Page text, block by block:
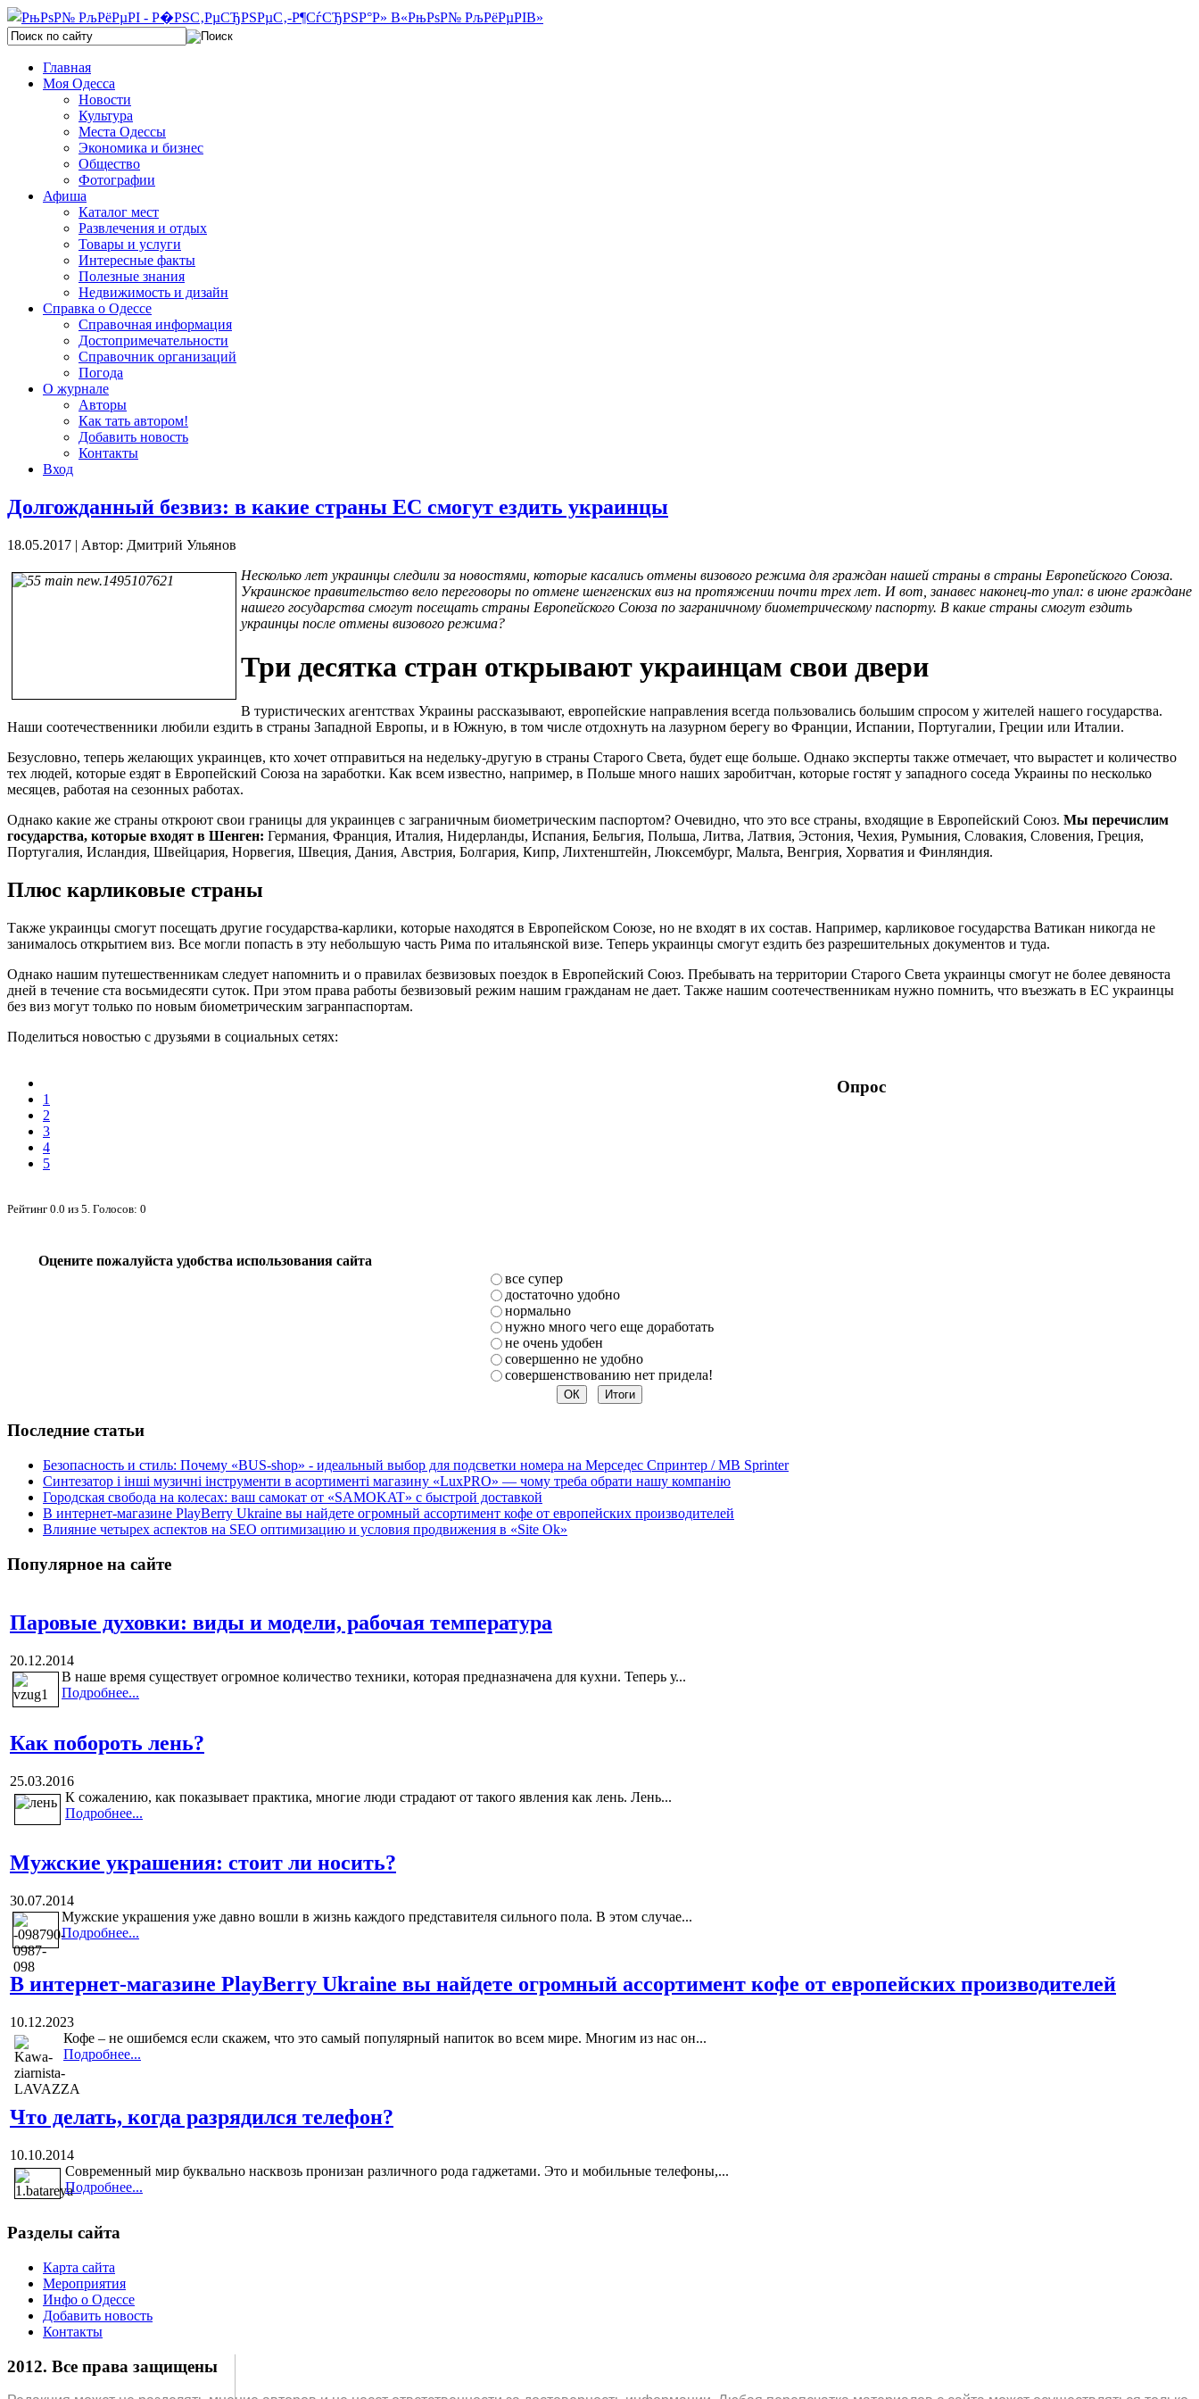
Главная
Моя Одесса
Новости
Культура
Места Одессы
Экономика и бизнес
Общество
Фотографии
Афиша
Каталог мест
Развлечения и отдых
Товары и услуги
Интересные факты
Полезные знания
Недвижимость и дизайн
Справка о Одессе
Справочная информация
Достопримечательности
Справочник организаций
Погода
О журнале
Авторы
Как тать автором!
Добавить новость
Контакты
Вход
Долгожданный безвиз: в какие страны ЕС смогут ездить украинцы
18.05.2017 | Автор: Дмитрий Ульянов
Несколько лет украинцы следили за новостями, которые касались отмены визового режима для граждан нашей страны в страны Европейского Союза.
Украинское правительство вело переговоры по отмене шенгенских виз на протяжении почти трех лет. И вот, занавес наконец-то упал: в июне граждане
нашего государства смогут посещать страны Европейского Союза по заграничному биометрическому паспорту. В какие страны смогут ездить
украинцы после отмены визового режима?
Три десятка стран открывают украинцам свои двери
В туристических агентствах Украины рассказывают, европейские направления всегда пользовались большим спросом у жителей нашего государства.
Наши соотечественники любили ездить в страны Западной Европы, и в Южную, в том числе отдохнуть на лазурном берегу во Франции, Испании, Португалии, Греции или Италии.
Безусловно, теперь желающих украинцев, кто хочет отправиться на недельку-другую в страны Старого Света, будет еще больше. Однако эксперты также отмечает, что вырастет и количество
тех людей, которые ездят в Европейский Союза на заработки. Как всем известно, например, в Польше много наших заробитчан, которые гостят у западного соседа Украины по несколько
месяцев, работая на сезонных работах.
Однако какие же страны откроют свои границы для украинцев с заграничным биометрическим паспортом? Очевидно, что это все страны, входящие в Европейский Союз. Мы перечислим
государства, которые входят в Шенген: Германия, Франция, Италия, Нидерланды, Испания, Бельгия, Польша, Литва, Латвия, Эстония, Чехия, Румыния, Словакия, Словения, Греция,
Португалия, Исландия, Швейцария, Норвегия, Швеция, Дания, Австрия, Болгария, Кипр, Лихтенштейн, Люксембург, Мальта, Венгрия, Хорватия и Финляндия.
Плюс карликовые страны
Также украинцы смогут посещать другие государства-карлики, которые находятся в Европейском Союзе, но не входят в их состав. Например, карликовое государства Ватикан никогда не
занималось открытием виз. Все могли попасть в эту небольшую часть Рима по итальянской визе. Теперь украинцы смогут ездить без разрешительных документов и туда.
Однако нашим путешественникам следует напомнить и о правилах безвизовых поездок в Европейский Союз. Пребывать на территории Старого Света украинцы смогут не более девяноста
дней в течение ста восьмидесяти суток. При этом права работы безвизовый режим нашим гражданам не дает. Также нашим соотечественникам нужно помнить, что въезжать в ЕС украинцы
без виз могут только по новым биометрическим загранпаспортам.
Поделиться новостью с друзьями в социальных сетях:
1
2
3
4
5
Рейтинг 0.0 из 5 . Голосов: 0
Опрос
Оцените пожалуйста удобства использования сайта
все супер
достаточно удобно
нормально
нужно много чего еще доработать
не очень удобен
совершенно не удобно
совершенствованию нет придела!
Последние статьи
Безопасность и стиль: Почему «BUS-shop» - идеальный выбор для подсветки номера на Мерседес Спринтер / MB Sprinter
Синтезатор і інші музичні інструменти в асортименті магазину «LuxPRO» — чому треба обрати нашу компанію
Городская свобода на колесах: ваш самокат от «SAMOKAT» с быстрой доставкой
В интернет-магазине PlayBerry Ukraine вы найдете огромный ассортимент кофе от европейских производителей
Влияние четырех аспектов на SEO оптимизацию и условия продвижения в «Site Ok‎»
Популярное на сайте
Паровые духовки: виды и модели, рабочая температура
20.12.2014
В наше время существует огромное количество техники, которая предназначена для кухни. Теперь у...
Подробнее...
Как побороть лень?
25.03.2016
К сожалению, как показывает практика, многие люди страдают от такого явления как лень. Лень...
Подробнее...
Мужские украшения: стоит ли носить?
30.07.2014
Мужские украшения уже давно вошли в жизнь каждого представителя сильного пола. В этом случае...
Подробнее...
В интернет-магазине PlayBerry Ukraine вы найдете огромный ассортимент кофе от европейских производителей
10.12.2023
Кофе – не ошибемся если скажем, что это самый популярный напиток во всем мире. Многим из нас он...
Подробнее...
Что делать, когда разрядился телефон?
10.10.2014
Современный мир буквально насквозь пронизан различного рода гаджетами. Это и мобильные телефоны,...
Подробнее...
Разделы сайта
Карта сайта
Мероприятия
Инфо о Одессе
Добавить новость
Контакты
2012. Все права защищены